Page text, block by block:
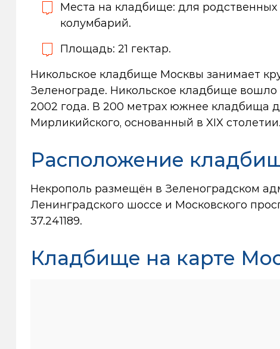
Места на кладбище: для родственных
колумбарий.
Площадь: 21 гектар.
Никольское кладбище Москвы занимает
Зеленограде. Никольское кладбище вошло
2002 года. В 200 метрах южнее кладбища
Мирликийского, основанный в XIX столетии.
Расположение
Некрополь размещён в Зеленоградском
Ленинградского шоссе и Московского
37.241189.
Кладбище на карте